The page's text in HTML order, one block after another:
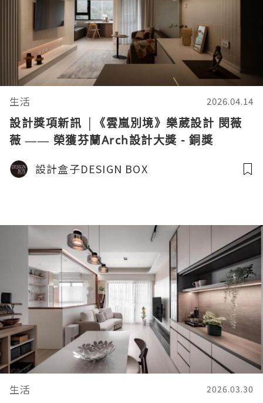
生活 2026.04.14
設計獎項新訊 │《雲嵐別境》樂葳設計 閔薇
薇 —— 榮獲芬蘭Arch設計大獎 - 銅獎
設計盒子DESIGN BOX
生活 2026.03.30